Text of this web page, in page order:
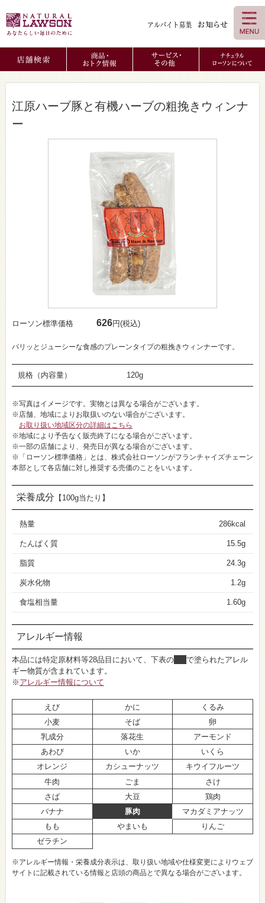
江原ハーブ豚と有機ハーブの粗挽きウィンナ
ー
ローソン標準価格 626円(税込)
パリッとジューシーな食感のプレーンタイプの粗挽きウィンナーです。
規格（内容量） 120g
※写真はイメージです。実物とは異なる場合がございます。
※店舗、地域によりお取扱いのない場合がございます。
お取り扱い地域区分の詳細はこちら
※地域により予告なく販売終了になる場合がございます。
※一部の店舗により、発売日が異なる場合がございます。
※「ローソン標準価格」とは、株式会社ローソンがフランチャイズチェーン
本部として各店舗に対し推奨する売価のことをいいます。
栄養成分 【100g当たり】
熱量 286kcal
たんぱく質 15.5g
脂質 24.3g
炭水化物 1.2g
食塩相当量 1.60g
アレルギー情報
本品には特定原材料等28品目において、下表の
で塗られたアレル
ギー物質が含まれています。
※ アレルギー情報について
えび かに
くるみ
小麦
そば
卵
乳成分
落花生
アーモンド
あわび
いか
いくら
オレンジ
カシューナッツ
キウイフルーツ
牛肉
ごま
さけ
さば
大豆
鶏肉
バナナ
豚肉
マカダミアナッツ
もも
やまいも
りんご
ゼラチン
※アレルギー情報・栄養成分表示は、取り扱い地域や仕様変更によりウェブ
サイトに記載されている情報と店頭の商品とで異なる場合がございます。